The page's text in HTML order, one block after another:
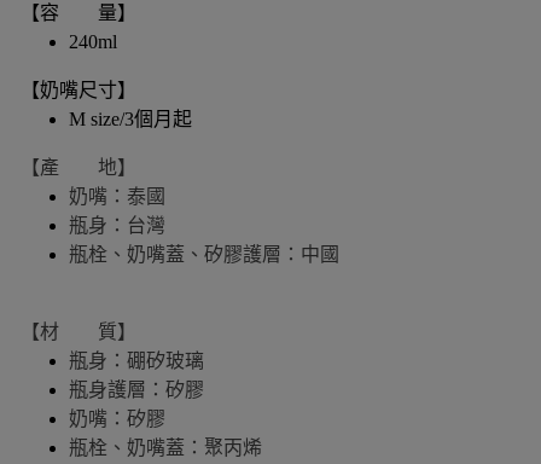
【容 量】
240ml
【奶嘴尺寸】
M size/3個月起
【產 地】
奶嘴：泰國
瓶身：台灣
瓶栓、奶嘴蓋、矽膠護層：中國
【材 質】
瓶身：硼矽玻璃
瓶身護層：矽膠
奶嘴：矽膠
瓶栓、奶嘴蓋：聚丙烯